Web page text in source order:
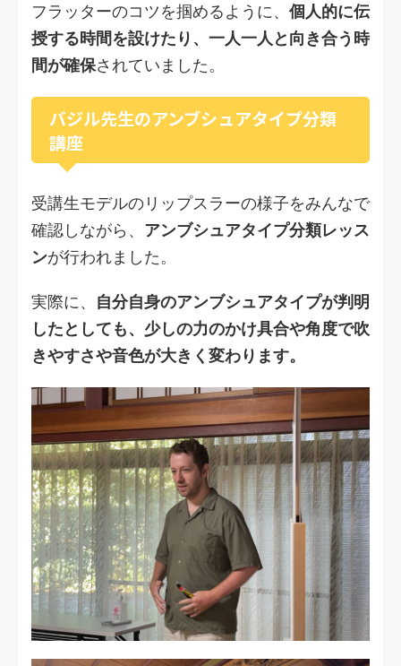
フラッターのコツを掴めるように、 個人的に伝
授する時間を設けたり、一人一人と向き合う時
間が確保されていました。
バジル先生のアンブシュアタイプ分類
講座
受講生モデルのリップスラーの様子をみんなで
確認しながら、 アンブシュアタイプ分類レッス
ンが行われました。
実際に、 自分自身のアンブシュアタイプが判明
したとしても、少しの力のかけ具合や角度で吹
きやすさや音色が大きく変わります。